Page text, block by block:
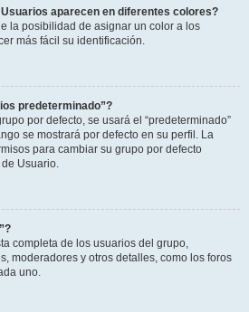
aparecen en diferentes colores?
la posibilidad de asignar un color a los
más fácil su identificación.
predeterminado”?
por defecto, se usará el “predeterminado”
se mostrará por defecto en su perfil. La
para cambiar su grupo por defecto
Usuario.
completa de los usuarios del grupo,
moderadores y otros detalles, como los foros
uno.